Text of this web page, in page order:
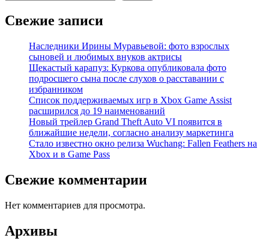
Свежие записи
Наследники Ирины Муравьевой: фото взрослых
сыновей и любимых внуков актрисы
Щекастый карапуз: Куркова опубликовала фото
подросшего сына после слухов о расставании с
избранником
Список поддерживаемых игр в Xbox Game Assist
расширился до 19 наименований
Новый трейлер Grand Theft Auto VI появится в
ближайшие недели, согласно анализу маркетинга
Стало известно окно релиза Wuchang: Fallen Feathers на
Xbox и в Game Pass
Свежие комментарии
Нет комментариев для просмотра.
Архивы